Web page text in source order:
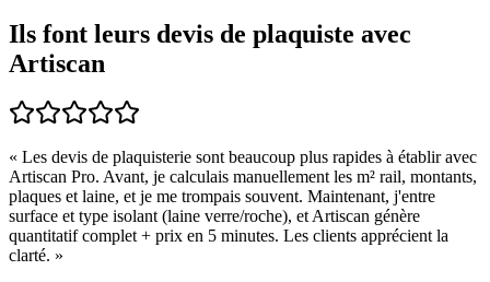
Ils font leurs devis de plaquiste avec
Artiscan
« Les devis de plaquisterie sont beaucoup plus rapides à établir avec
Artiscan Pro. Avant, je calculais manuellement les m² rail, montants,
plaques et laine, et je me trompais souvent. Maintenant, j'entre
surface et type isolant (laine verre/roche), et Artiscan génère
quantitatif complet + prix en 5 minutes. Les clients apprécient la
clarté. »